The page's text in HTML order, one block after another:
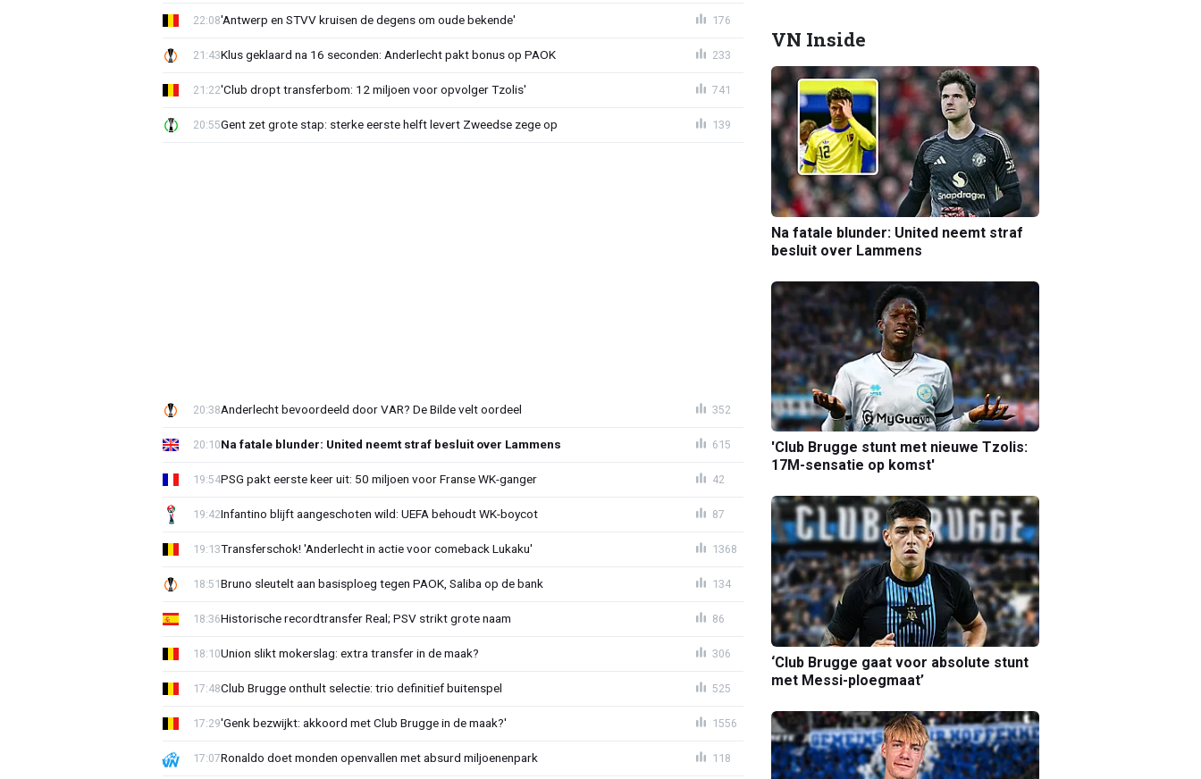
'Antwerp en STVV kruisen de degens om oude bekende'
22:08 176
Klus geklaard na 16 seconden: Anderlecht pakt bonus op PAOK
21:43 233
'Club dropt transferbom: 12 miljoen voor opvolger Tzolis'
21:22 741
Gent zet grote stap: sterke eerste helft levert Zweedse zege op
20:55 139
Anderlecht bevoordeeld door VAR? De Bilde velt oordeel
20:38 352
Na fatale blunder: United neemt straf besluit over Lammens
20:10 615
PSG pakt eerste keer uit: 50 miljoen voor Franse WK-ganger
19:54 42
Infantino blijft aangeschoten wild: UEFA behoudt WK-boycot
19:42 87
Transferschok! 'Anderlecht in actie voor comeback Lukaku'
19:13 1368
Bruno sleutelt aan basisploeg tegen PAOK, Saliba op de bank
18:51 134
Historische recordtransfer Real; PSV strikt grote naam
18:36 86
Union slikt mokerslag: extra transfer in de maak?
18:10 306
Club Brugge onthult selectie: trio definitief buitenspel
17:48 525
'Genk bezwijkt: akkoord met Club Brugge in de maak?'
17:29 1556
Ronaldo doet monden openvallen met absurd miljoenenpark
17:07 118
VN Inside
Na fatale blunder: United neemt straf
besluit over Lammens
'Club Brugge stunt met nieuwe Tzolis:
17M-sensatie op komst'
‘Club Brugge gaat voor absolute stunt
met Messi-ploegmaat’